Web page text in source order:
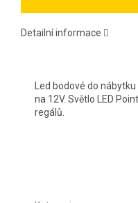
Detailní informace
Led bodové do
na 12V. Světlo LED
regálů.